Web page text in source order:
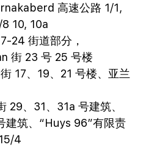
高速公路 1/1,
10, 10a
24 街道部分，
街 23 号 25 号楼
17、19、21 号楼、亚兰
、31、31a 号建筑、
筑、“Huys 96”有限责
4